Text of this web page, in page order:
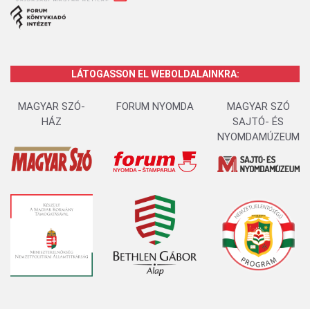
LÁTOGASSON EL WEBOLDALAINKRA:
MAGYAR SZÓ-
HÁZ
FORUM NYOMDA
MAGYAR SZÓ
SAJTÓ- ÉS
NYOMDAMÚZEUM